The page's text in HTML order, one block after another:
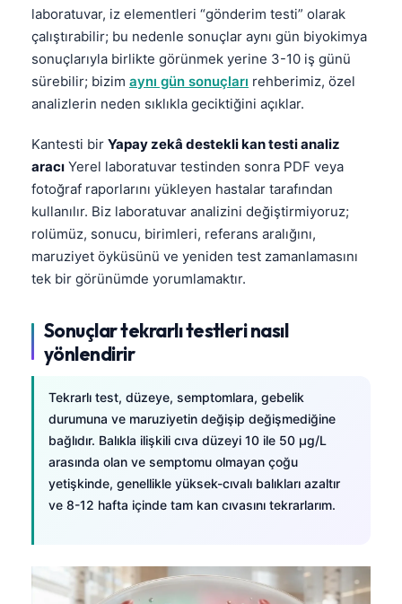
laboratuvar, iz elementleri “gönderim testi” olarak
çalıştırabilir; bu nedenle sonuçlar aynı gün biyokimya
sonuçlarıyla birlikte görünmek yerine 3-10 iş günü
sürebilir; bizim aynı gün sonuçları rehberimiz, özel
analizlerin neden sıklıkla geciktiğini açıklar.
Kantesti bir Yapay zekâ destekli kan testi analiz
aracı Yerel laboratuvar testinden sonra PDF veya
fotoğraf raporlarını yükleyen hastalar tarafından
kullanılır. Biz laboratuvar analizini değiştirmiyoruz;
rolümüz, sonucu, birimleri, referans aralığını,
maruziyet öyküsünü ve yeniden test zamanlamasını
tek bir görünümde yorumlamaktır.
Sonuçlar tekrarlı testleri nasıl
yönlendirir
Tekrarlı test, düzeye, semptomlara, gebelik
durumuna ve maruziyetin değişip değişmediğine
bağlıdır. Balıkla ilişkili cıva düzeyi 10 ile 50 µg/L
arasında olan ve semptomu olmayan çoğu
yetişkinde, genellikle yüksek-cıvalı balıkları azaltır
ve 8-12 hafta içinde tam kan cıvasını tekrarlarım.
ქართული
Polski
한국어
Slovenščina
Magyar
বাংলা
मराठी
తెలుగు
தமிழ்
ગુજરાતી
ಕನ್ನಡ
മലയാളം
Bahasa Melayu
Tiếng Việt
Tagalog
ไทย